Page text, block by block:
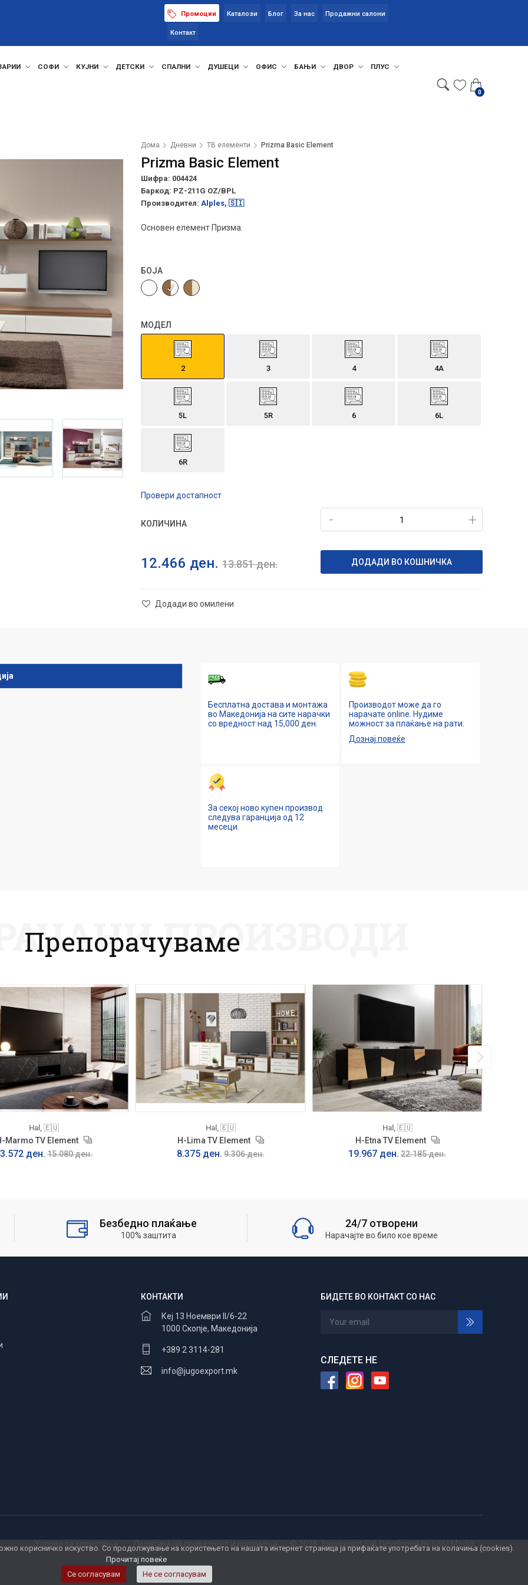
Промоции Каталози Блог За нас Продажни салони
Контакт
СОФИ КУЈНИ ДЕТСКИ СПАЛНИ ДУШЕЦИ ОФИС БАЊИ ДВОР ПЛУС
0
Дома Дневни ТВ елементи Prizma Basic Element
Prizma Basic Element
Шифра: 004424
Баркод: PZ-211G OZ/BPL
Производител: Alples, 🇸🇮
Основен елемент Призма.
БОЈА
МОДЕЛ
2 3 4 4A
5L 5R 6 6L
6R
Провери достапност
КОЛИЧИНА +
-
12.466 ден. 13.851ден. ДОДАДИ ВО КОШНИЧКА
Додади во омилени
Бесплатна достава и монтажа
во Македонија на сите нарачки
со вредност над 15,000 ден.
Производот може да го
нарачате online. Нудиме
можност за плаќање на рати.
Дознај повеќе
За секој ново купен производ
следува гаранција од 12
месеци.
ПрепорачувамеПРОИЗВОДИ
Hal, 🇪🇺
Marmo TV Element
ден. 15.080 ден.
Hal, 🇪🇺
H-Lima TV Element
8.375 ден. 9.306 ден.
Hal, 🇪🇺
H-Etna TV Element
19.967 ден. 22.185 ден.
Безбедно плаќање
100% заштита
24/7 отворени
Нарачајте во било кое време
КОНТАКТИ
Кеј 13 Ноември II/6-22
1000 Скопје, Македонија
+389 2 3114-281
info@jugoexport.mk
БИДЕТЕ ВО КОНТАКТ СО НАС
СЛЕДЕТЕ НЕ
Услови за користење © 2026 Jugoexport Stil. Developed by
корисничко искуство. Со продолжување на користењето на нашата интернет страница ја прифаќате употребата на колачиња (cookies).
Прочитај повеќе
Се согласувам
Не се согласувам